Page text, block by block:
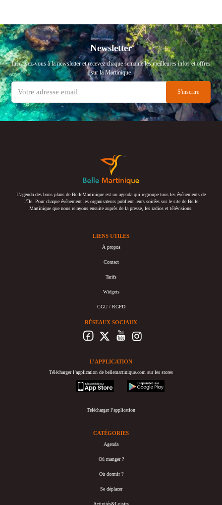
Newsletter
Inscrivez-vous à la newsletter et recevez chaque semaine les meilleures infos et offres
sur la Martinique
L’agenda des bons plans de BelleMartinique est un agenda qui regroupe tous les événements de
l’île. Pour chaque événement les organisateurs publient leurs soirées sur le site de Belle
Martinique que nous relayons ensuite auprès de la presse, les radios et télévisions.
LIENS UTILES
À propos
Contact
Tarifs
Widgets
CGU / RGPD
RÉSEAUX SOCIAUX
L’APPLICATION
Télécharger l’application de bellemartinique.com sur les stores
appstore
googleplay
Télécharger l’application
CATÉGORIES
Agenda
Où manger ?
Où dormir ?
Se déplacer
Activités&Loisirs